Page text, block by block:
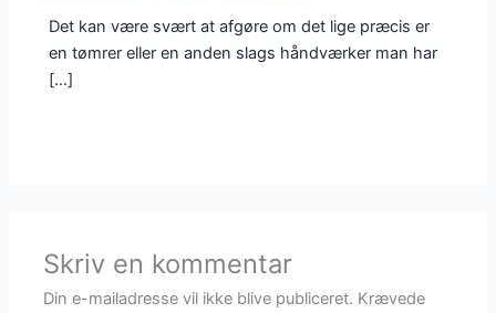
Det kan være svært at afgøre om det lige præcis er
en tømrer eller en anden slags håndværker man har
[…]
Skriv en kommentar
Din e-mailadresse vil ikke blive publiceret. Krævede